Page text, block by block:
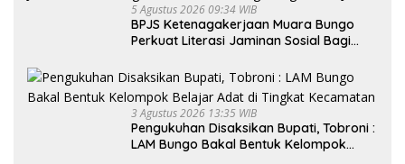
5 Agustus 2026 09:34 WIB
BPJS Ketenagakerjaan Muara Bungo
Perkuat Literasi Jaminan Sosial Bagi
3 Agustus 2026 13:35 WIB
Pengukuhan Disaksikan Bupati, Tobroni :
LAM Bungo Bakal Bentuk Kelompok